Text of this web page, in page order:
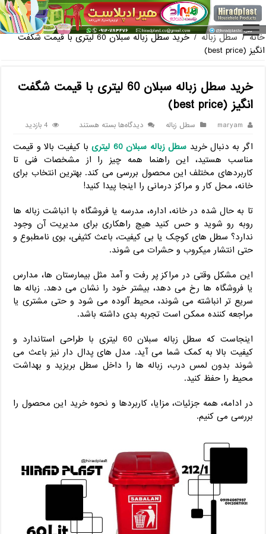
فروش گلدان پلاستیکی گلخانه به صورت آنلاین
خانه / سطل زباله /
خرید سطل زباله سبلان 60 لیتری با قیمت شگفت
انگیز (best price)
خرید سطل زباله سبلان 60 لیتری با قیمت شگفت
انگیز (best price)
maryam سطل زباله دیدگاه‌هابرای
سطل
زباله
سبلان
60
لیتری
قیمت
شگفت
انگیز
(best
price)
بسته هستند 4 بازدید
اگر به دنبال خرید سطل زباله سبلان 60 لیتری
با کیفیت بالا و قیمت
مناسب هستید، این راهنما همه چیز را از مشخصات فنی تا
کاربردهای مختلف این محصول بررسی می ‌کند. بهترین انتخاب برای
خانه، محل کار و مراکز درمانی را اینجا پیدا کنید!
تا به حال شده در خانه، اداره، مدرسه یا فروشگاه با انباشت زباله‌ ها
روبه ‌رو شوید و حس کنید هیچ راهکاری برای مدیریت آن وجود
ندارد؟ سطل‌ های کوچک یا بی‌ کیفیت، باعث کثیفی، بوی نامطبوع و
حتی انتشار میکروب و حشرات می‌ شوند.
این مشکل وقتی در مراکز پر رفت‌ و آمد مثل بیمارستان ‌ها، مدارس
یا فروشگاه ‌ها رخ می ‌دهد، بیشتر خود را نشان می ‌دهد. زباله ‌ها
سریع ‌تر انباشته می‌ شوند، محیط آلوده می ‌شود و حتی مشتری یا
مراجعه ‌کننده ممکن است تجربه بدی داشته باشد.
اینجاست که سطل زباله سبلان 60 لیتری با طراحی استاندارد و
کیفیت بالا به کمک شما می ‌آید. مدل‌ های پدال ‌دار نیز باعث می
‌شوند بدون لمس درب، زباله ‌ها را داخل سطل بریزید و بهداشت
محیط را حفظ کنید.
در ادامه، همه جزئیات، مزایا، کاربردها و نحوه خرید این محصول را
بررسی می ‌کنیم.